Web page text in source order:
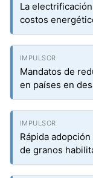
La
costos
Mandatos de
en países en
Rápida
de granos